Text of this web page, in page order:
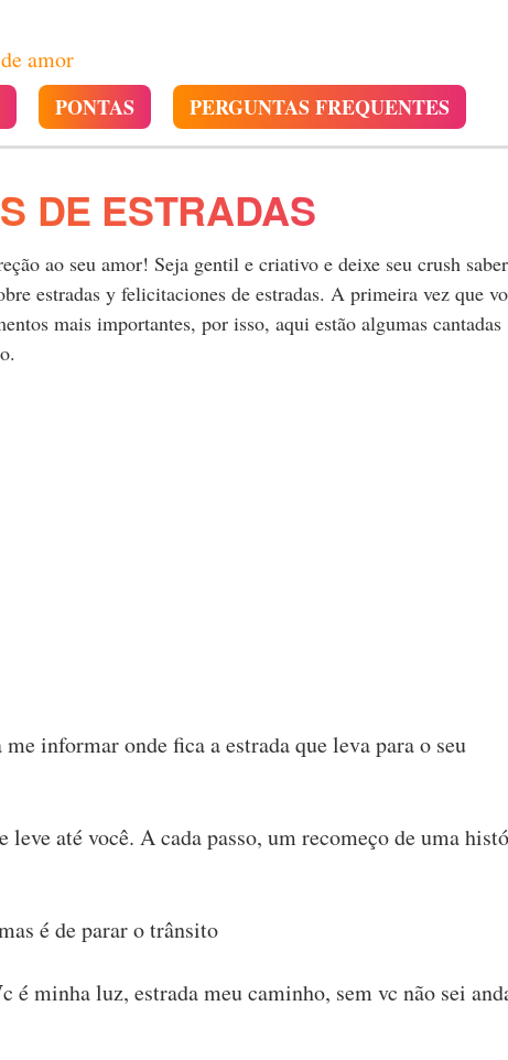
amor
PONTAS PERGUNTAS FREQUENTES
DE ESTRADAS
ao seu amor! Seja gentil e criativo e deixe seu crush saber
estradas y felicitaciones de estradas. A primeira vez que
mais importantes, por isso, aqui estão algumas cantadas
informar onde fica a estrada que leva para o seu
até você. A cada passo, um recomeço de uma
é de parar o trânsito
é minha luz, estrada meu caminho, sem vc não sei